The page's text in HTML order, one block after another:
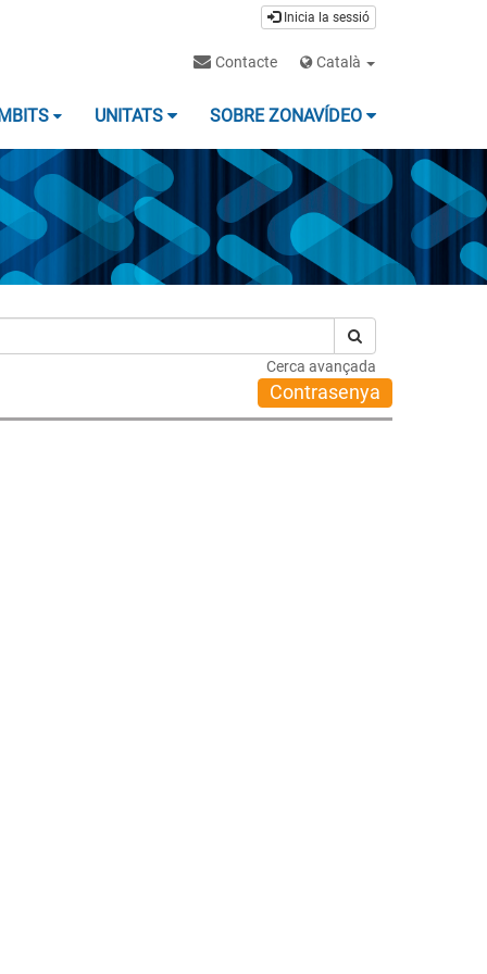
Inicia la sessió
Contacte Català
UNITATS SOBRE ZONAVÍDEO
Cerca avançada
Contrasenya